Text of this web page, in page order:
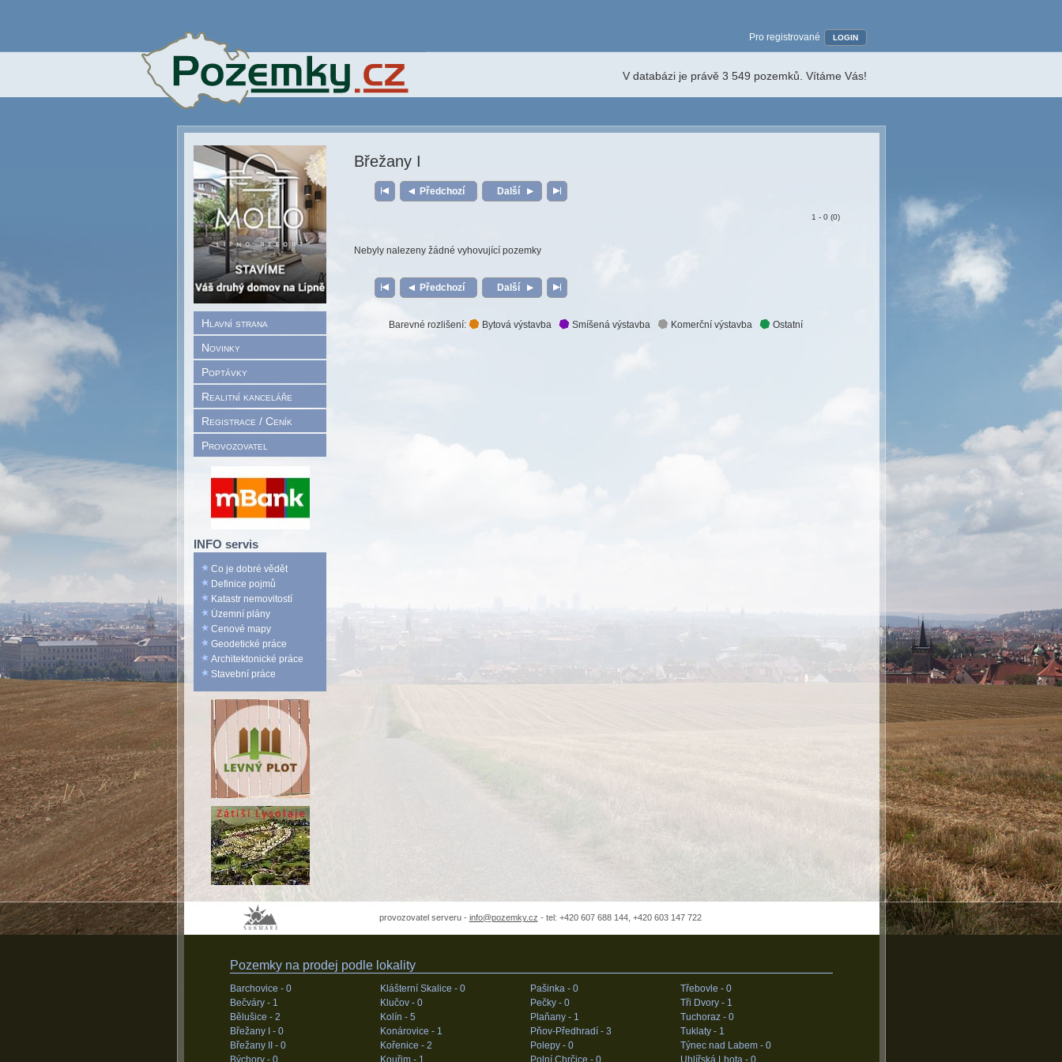
Hlavní strana
Novinky
Poptávky
Realitní kanceláře
Registrace / Ceník
Provozovatel
INFO servis
Co je dobré vědět
Definice pojmů
Katastr nemovitostí
Územní plány
Cenové mapy
Geodetické práce
Architektonické práce
Stavební práce
Pro registrované LOGIN
V databázi je právě 3 549 pozemků. Vítáme Vás!
Břežany I
Předchozí Další
1 - 0 (0)
Nebyly nalezeny žádné vyhovující pozemky
Předchozí Další
Barevné rozlišení: Bytová výstavba Smíšená výstavba Komerční výstavba Ostatní
provozovatel serveru - info@pozemky.cz - tel: +420 607 688 144, +420 603 147 722
Pozemky na prodej podle lokality
Barchovice - 0
Bečváry - 1
Bělušice - 2
Břežany I - 0
Břežany II - 0
Býchory - 0
Klášterní Skalice - 0
Klučov - 0
Kolín - 5
Konárovice - 1
Kořenice - 2
Kouřim - 1
Pašinka - 0
Pečky - 0
Plaňany - 1
Pňov-Předhradí - 3
Polepy - 0
Polní Chrčice - 0
Třebovle - 0
Tři Dvory - 1
Tuchoraz - 0
Tuklaty - 1
Týnec nad Labem - 0
Uhlířská Lhota - 0